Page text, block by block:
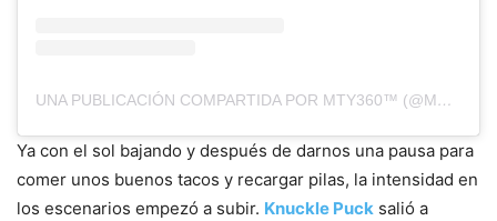
UNA PUBLICACIÓN COMPARTIDA POR MTY360™ (@MTY360)
Ya con el sol bajando y después de darnos una pausa para
comer unos buenos tacos y recargar pilas, la intensidad en
los escenarios empezó a subir. Knuckle Puck salió a